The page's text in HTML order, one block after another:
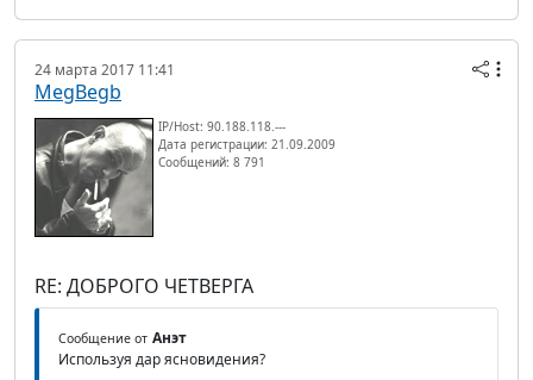
24 марта 2017 11:41
MegBegb
IP/Host: 90.188.118.---
Дата регистрации: 21.09.2009
Сообщений: 8 791
RE: ДОБРОГО ЧЕТВЕРГА
Сообщение от Анэт
Используя дар ясновидения?